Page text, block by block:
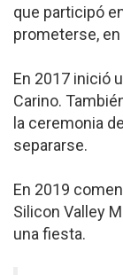
que participó
prometerse,
En 2017 inició
Carino.
la ceremonia
separarse.
En 2019
Silicon Valley
una fiesta.